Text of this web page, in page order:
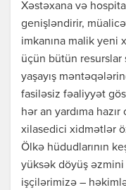
Xəstəxana və
genişləndirir,
imkanına malik yeni
üçün bütün
yaşayış
fasiləsiz fəaliyyət
hər an yardıma
xilasedici xidmətlər
Ölkə hüdudlarının
yüksək döyüş əzmini
işçilərimizə –